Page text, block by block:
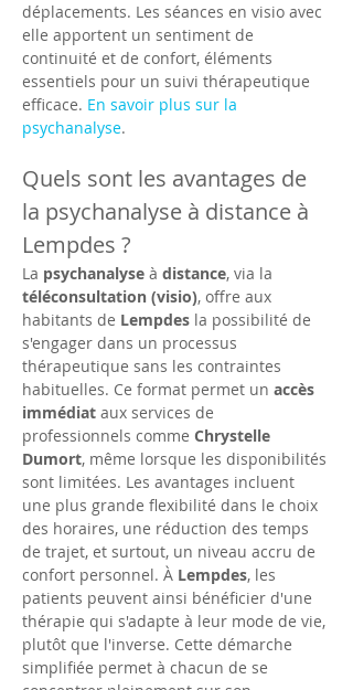
déplacements. Les séances en visio avec
elle apportent un sentiment de
continuité et de confort, éléments
essentiels pour un suivi thérapeutique
efficace. En savoir plus sur la
psychanalyse.
Quels sont les avantages de
la psychanalyse à distance à
Lempdes ?
La psychanalyse à distance, via la
téléconsultation (visio), offre aux
habitants de Lempdes la possibilité de
s'engager dans un processus
thérapeutique sans les contraintes
habituelles. Ce format permet un accès
immédiat aux services de
professionnels comme Chrystelle
Dumort, même lorsque les disponibilités
sont limitées. Les avantages incluent
une plus grande flexibilité dans le choix
des horaires, une réduction des temps
de trajet, et surtout, un niveau accru de
confort personnel. À Lempdes, les
patients peuvent ainsi bénéficier d'une
thérapie qui s'adapte à leur mode de vie,
plutôt que l'inverse. Cette démarche
simplifiée permet à chacun de se